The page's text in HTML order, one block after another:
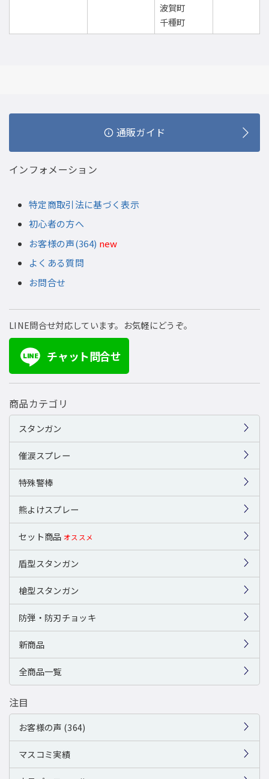
波賀町
千種町
通販ガイド
インフォメーション
特定商取引法に基づく表示
初心者の方へ
お客様の声(364) new
よくある質問
お問合せ
LINE問合せ対応しています。お気軽にどうぞ。
LINE チャット問合せ
商品カテゴリ
スタンガン
催涙スプレー
特殊警棒
熊よけスプレー
セット商品 オススメ
盾型スタンガン
槍型スタンガン
防弾・防刃チョッキ
新商品
全商品一覧
注目
お客様の声 (364)
マスコミ実績